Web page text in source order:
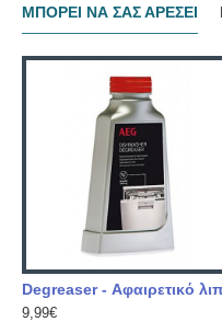
ΜΠΟΡΕΙ ΝΑ ΣΑΣ ΑΡΕΣΕΙ
9,99€